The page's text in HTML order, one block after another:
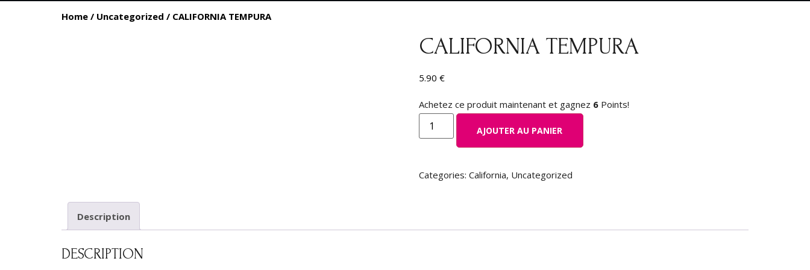
Home / Uncategorized / CALIFORNIA TEMPURA
CALIFORNIA TEMPURA
5.90 €
Achetez ce produit maintenant et gagnez 6Points!
AJOUTER AU PANIER
Categories: California, Uncategorized
Description
DESCRIPTION